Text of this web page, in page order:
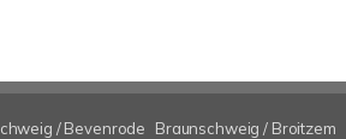
/ Bevenrode Braunschweig / Broitzem